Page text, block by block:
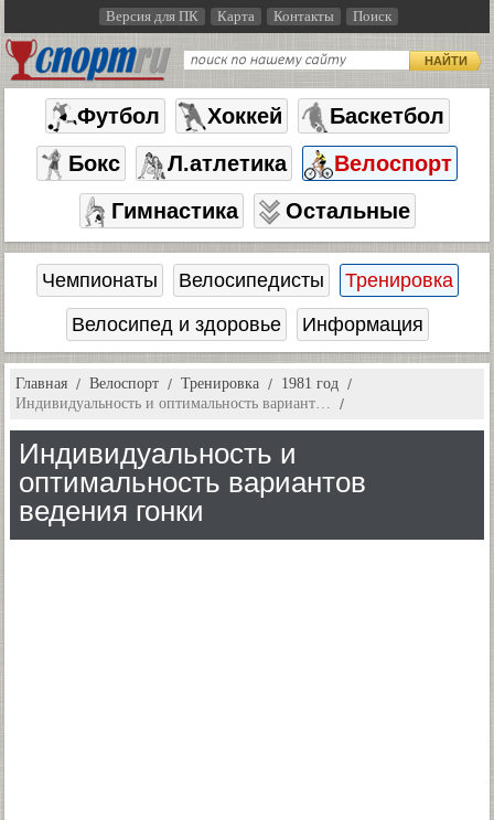
Версия для ПК Карта Контакты Поиск
НАЙТИ
Футбол Хоккей
Баскетбол
Бокс
Л.атлетика
Велоспорт
Гимнастика
Остальные
Чемпионаты Велосипедисты
Тренировка
Велосипед и здоровье
Информация
Главная Велоспорт Тренировка
1981 год
Индивидуальность и оптимальность вариант…
Индивидуальность и
оптимальность вариантов
ведения гонки